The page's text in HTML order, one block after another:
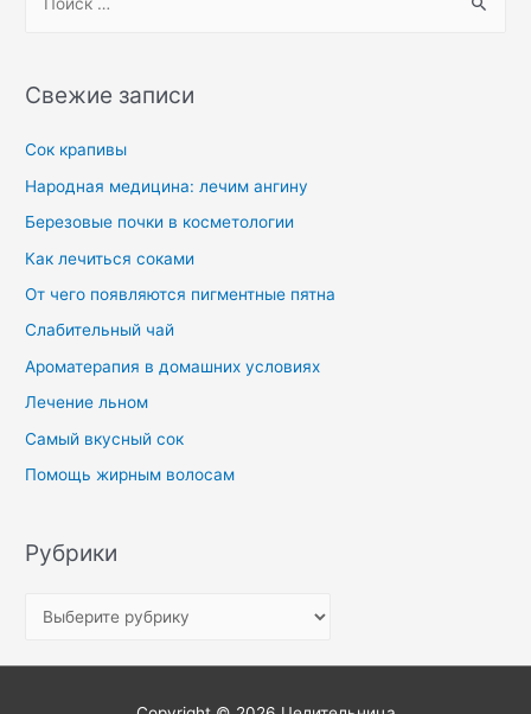
Свежие записи
Сок крапивы
Народная медицина: лечим ангину
Березовые почки в косметологии
Как лечиться соками
От чего появляются пигментные пятна
Слабительный чай
Ароматерапия в домашних условиях
Лечение льном
Самый вкусный сок
Помощь жирным волосам
Рубрики